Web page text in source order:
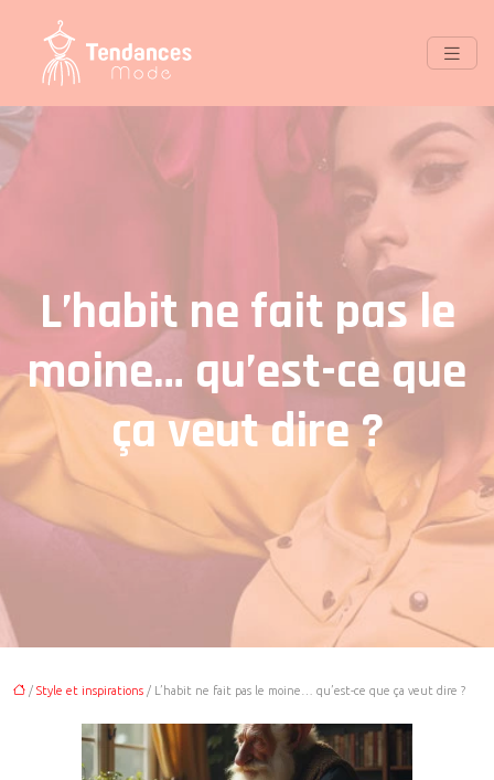
L’habit ne fait pas le
moine… qu’est-ce que
ça veut dire ?
/ Style et inspirations / L’habit ne fait pas le moine… qu’est-ce que ça veut dire ?